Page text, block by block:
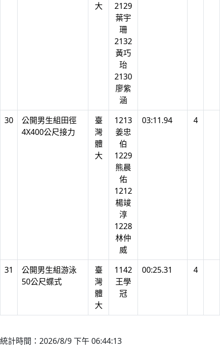
大
2129
葉宇
珊
2132
黃巧
珆
2130
廖紫
涵
30
公開男生組田徑
4X400公尺接力
臺
灣
體
大
1213
姜忠
伯
1229
熊晨
佑
1212
楊竣
淳
1228
林仲
威
03:11.94 4
31
公開男生組游泳
50公尺蝶式
臺
灣
體
大
1142
王學
冠
00:25.31 4
統計時間：2026/8/9 下午 06:44:13